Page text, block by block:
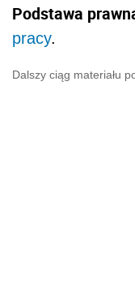
Podstawa
pracy.
Dalszy ciąg materiału